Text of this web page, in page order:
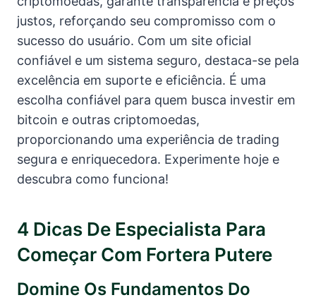
justos, reforçando seu compromisso com o
sucesso do usuário. Com um site oficial
confiável e um sistema seguro, destaca-se pela
excelência em suporte e eficiência. É uma
escolha confiável para quem busca investir em
bitcoin e outras criptomoedas,
proporcionando uma experiência de trading
segura e enriquecedora. Experimente hoje e
descubra como funciona!
4 Dicas De Especialista Para
Começar Com Fortera Putere
Domine Os Fundamentos Do